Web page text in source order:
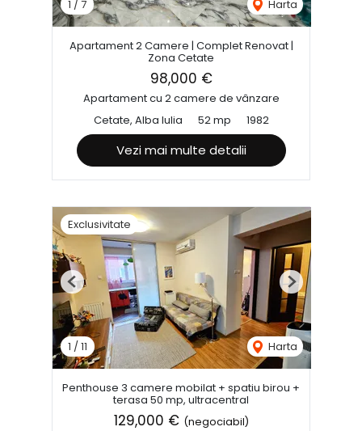
1 / 7 Harta
Apartament 2 Camere | Complet Renovat |
Zona Cetate
98,000 €
Apartament cu 2 camere de vânzare
Cetate, Alba Iulia
52 mp 1982
Vezi mai multe detalii
Exclusivitate
1 /11 Harta
Previous Next
Penthouse 3 camere mobilat + spatiu birou +
terasa 50 mp, ultracentral
129,000 € (negociabil)